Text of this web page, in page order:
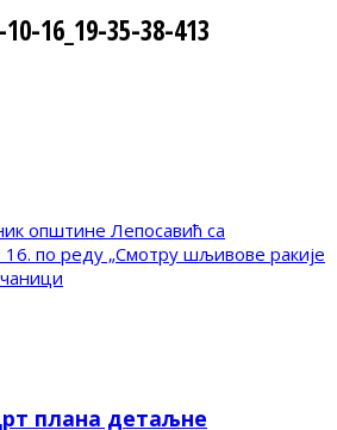
16_19-35-38-413
општине Лепосавић са
по реду „Смотру шљивове ракије
плана детаљне